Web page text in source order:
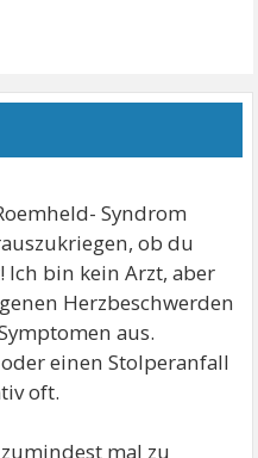
Syndrom
ob du
bin kein Arzt, aber
Herzbeschwerden
aus.
einen Stolperanfall
oft.
mal zu